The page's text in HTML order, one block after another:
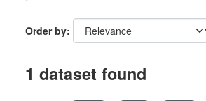
Order by
1 dataset found